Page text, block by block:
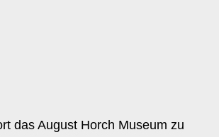
das August Horch Museum zu